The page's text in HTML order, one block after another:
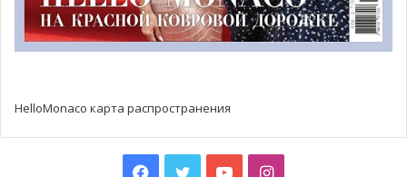
Эстрадный хор — это новое направление в искусстве,
сочетающее в себе многоголосное пение, современный
групповые занятия эстрадным вокалом, сводный хор,
HelloMonaco карта распространения
Facebook
TwitterYouTubeInstagram